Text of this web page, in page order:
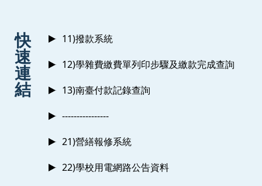
快
速
連
結
11)撥款系統
12)學雜費繳費單列印步驟及繳款完成查詢
13)南臺付款記錄查詢
----------------
21)營繕報修系統
22)學校用電網路公告資料